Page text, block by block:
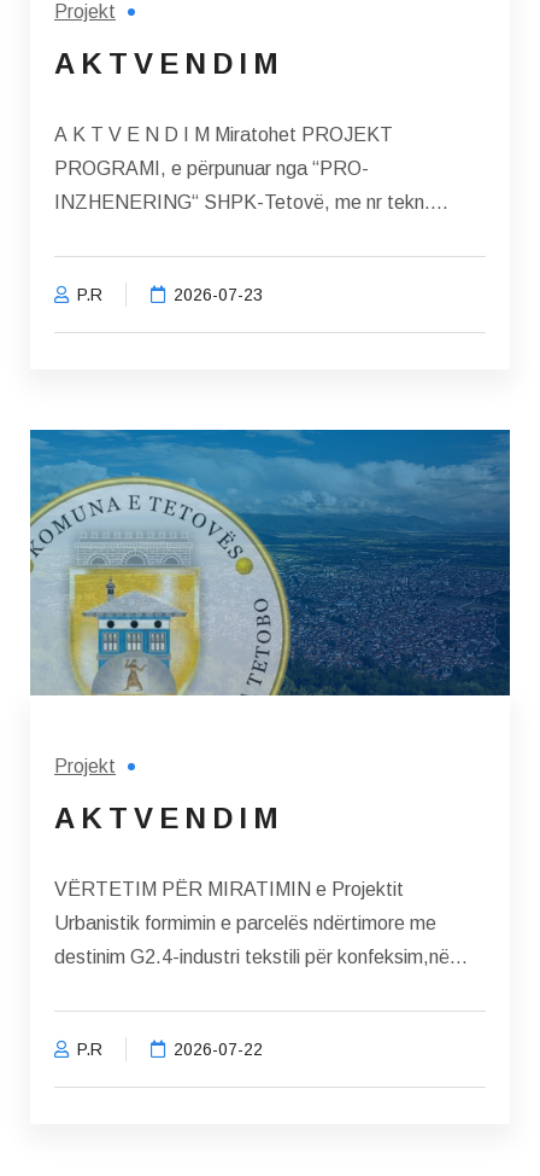
Projekt
A K T V E N D I M
A K T V E N D I M Miratohet PROJEKT
PROGRAMI, e përpunuar nga “PRO-
INZHENERING“ SHPK-Tetovë, me nr tekn....
P.R 2026-07-23
Projekt
A K T V E N D I M
VËRTETIM PËR MIRATIMIN e Projektit
Urbanistik formimin e parcelës ndërtimore me
destinim G2.4-industri tekstili për konfeksim,në
P.R 2026-07-22